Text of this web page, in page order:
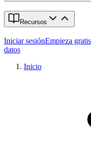
Recursos
Iniciar sesiónEmpieza
datos
Inicio